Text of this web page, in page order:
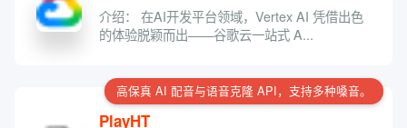
介绍： 在AI开发平台领域，Vertex AI 凭借出色
的体验脱颖而出——谷歌云一站式 A...
高保真 AI 配音与语音克隆 API，支持多种嗓音。
PlayHT